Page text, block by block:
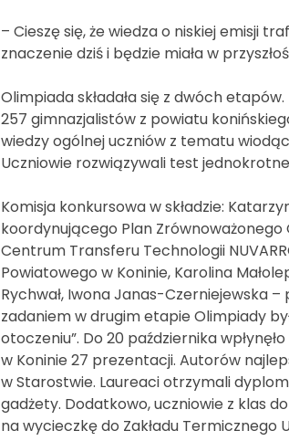
– Cieszę się, że wiedza o niskiej emisji
znaczenie dziś i będzie miała w
Olimpiada składała się z dwóch
257 gimnazjalistów z powiatu
wiedzy ogólnej uczniów z tematu
Uczniowie rozwiązywali test
Komisja konkursowa w składzie:
koordynującego Plan Zrównoważonego
Centrum Transferu Technologii
Powiatowego w Koninie, Karolina
Rychwał, Iwona Janas-Czerniejewska
zadaniem w drugim etapie Olimpiady
otoczeniu”. Do 20 października
w Koninie 27 prezentacji. Autorów
w Starostwie. Laureaci otrzymali
gadżety. Dodatkowo, uczniowie z klas
na wycieczkę do Zakładu Termicznego